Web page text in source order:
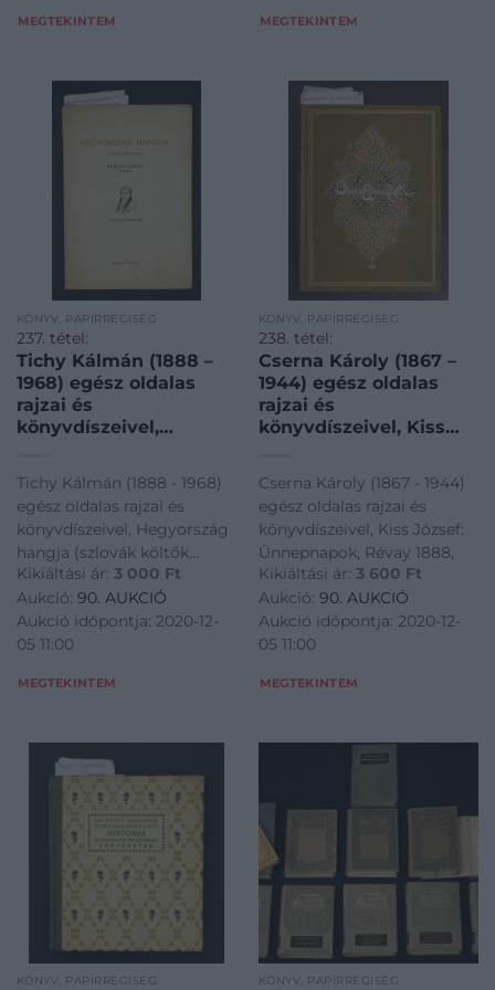
MEGTEKINTEM MEGTEKINTEM
KÖNYV, PAPÍRRÉGISÉG
237. tétel:
Tichy Kálmán (1888 –
1968) egész oldalas
rajzai és
könyvdíszeivel,
Kazinczy 1934
Tichy Kálmán (1888 - 1968)
egész oldalas rajzai és
könyvdíszeivel, Hegyország
hangja (szlovák költők
versei), Kazinczy 1934
Kikiáltási ár: 3 000 Ft
Aukció: 90. AUKCIÓ
Aukció időpontja: 2020-12-
05 11:00
MEGTEKINTEM
KÖNYV, PAPÍRRÉGISÉG
238. tétel:
Cserna Károly (1867 –
1944) egész oldalas
rajzai és
könyvdíszeivel, Kiss
Cserna Károly (1867 - 1944)
egész oldalas rajzai és
könyvdíszeivel, Kiss József:
Ünnepnapok, Révay 1888,
Kikiáltási ár: 3 600 Ft
Aukció: 90. AUKCIÓ
Aukció időpontja: 2020-12-
05 11:00
MEGTEKINTEM
KÖNYV, PAPÍRRÉGISÉG KÖNYV, PAPÍRRÉGISÉG